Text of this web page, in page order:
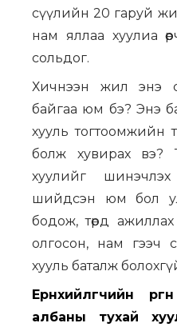
сүүлийн 20 гаруй
нам яллаа хуулиа
сольдог.
Хичнээн жил энэ
байгаа юм бэ? Энэ
хууль тогтоомжийн
болж хувирах вэ?
хуулийг
шийдсэн юм бол
бодож, төрд
олгосон, нам гээч
хууль баталж
Ерөнхийлөгчийн
албаны тухай